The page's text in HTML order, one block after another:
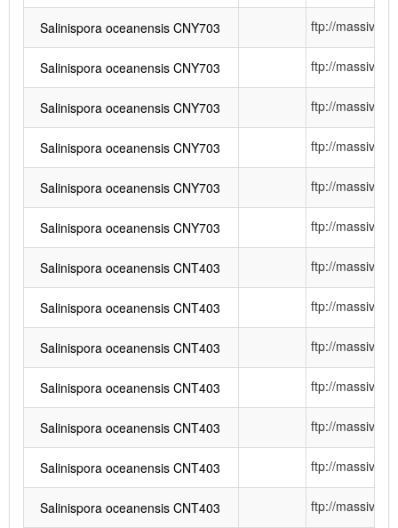
Salinispora oceanensis CNY703 ftp://
Salinispora oceanensis CNY703 ftp://
Salinispora oceanensis CNY703 ftp://
Salinispora oceanensis CNY703 ftp://
Salinispora oceanensis CNY703 ftp://
Salinispora oceanensis CNY703 ftp://
Salinispora oceanensis CNT403 ftp://
Salinispora oceanensis CNT403 ftp://
Salinispora oceanensis CNT403 ftp://
Salinispora oceanensis CNT403 ftp://
Salinispora oceanensis CNT403 ftp://
Salinispora oceanensis CNT403 ftp://
Salinispora oceanensis CNT403 ftp://